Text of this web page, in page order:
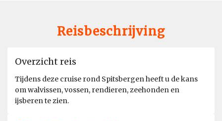
Reisbeschrijving
Overzicht reis
Tijdens deze cruise rond Spitsbergen heeft u de kans
om walvissen, vossen, rendieren, zeehonden en
ijsberen te zien.